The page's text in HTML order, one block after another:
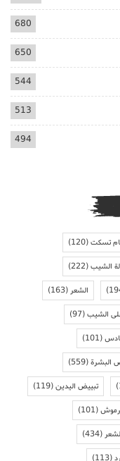
680
650
544
513
494
تسكت(120)
الشيب(222)
الشعر(163)
الشيب(97)
(101)
البشرة(559)
تبييض اليدين(119)
(101)
(434)
(113)